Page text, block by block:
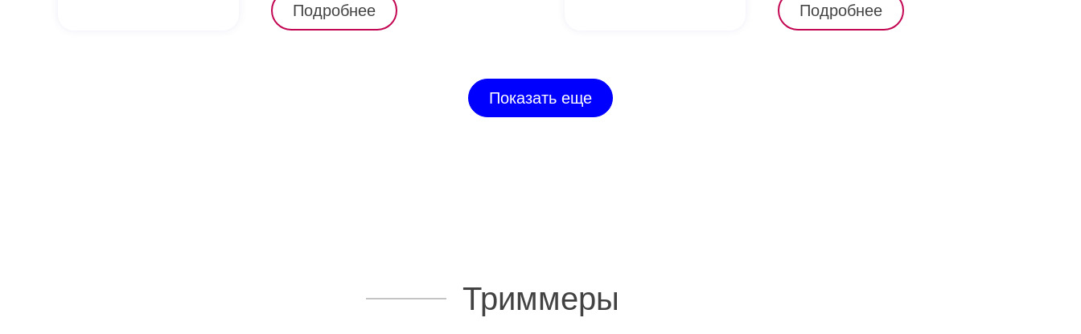
Подробнее Подробнее
Показать еще
Триммеры